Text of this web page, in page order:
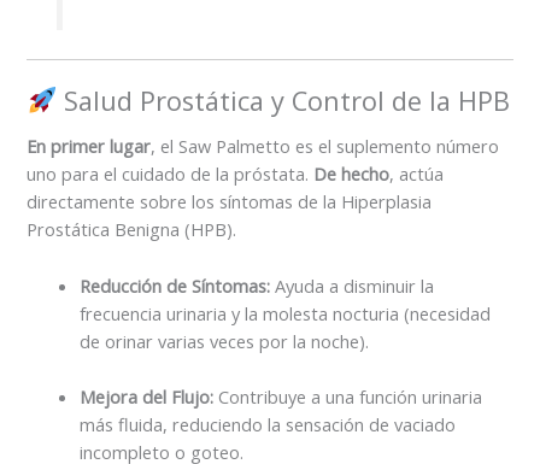
Salud Prostática y Control de la HPB
En primer lugar, el Saw Palmetto es el suplemento número
uno para el cuidado de la próstata. De hecho, actúa
directamente sobre los síntomas de la Hiperplasia
Prostática Benigna (HPB).
Reducción de Síntomas: Ayuda a disminuir la
frecuencia urinaria y la molesta nocturia (necesidad
de orinar varias veces por la noche).
Mejora del Flujo: Contribuye a una función urinaria
más fluida, reduciendo la sensación de vaciado
incompleto o goteo.